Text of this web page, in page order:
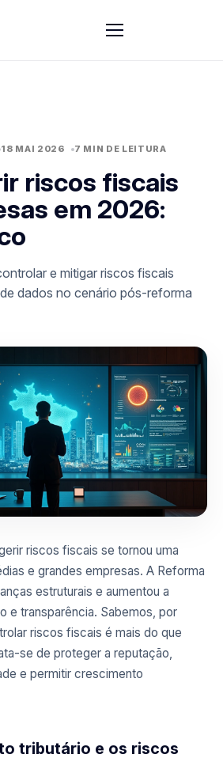
18 MAI 2026 7 MIN DE LEITURA
riscos fiscais
em 2026:
e mitigar riscos fiscais
dados no cenário pós-reforma
riscos fiscais se tornou uma
e grandes empresas. A Reforma
estruturais e aumentou a
e transparência. Sabemos, por
riscos fiscais é mais do que
se de proteger a reputação,
e permitir crescimento
tributário e os riscos